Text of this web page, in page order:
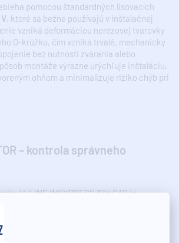
pomocou štandardných lisovacích
, ktoré sa bežne používajú v inštalačnej
vzniká deformáciou nerezovej tvarovky
O-krúžku, čím vzniká trvalé, mechanicky
bez nutnosti zvárania alebo
montáže výrazne urýchľuje inštaláciu,
ohňom a minimalizuje riziko chýb pri
– kontrola správneho
H-LINE INOXPRESS 304 GAS je
funkciou
kontrolu správneho lisovania spoja.
sa nachádza špeciálna ochranná vrstva,
oddelí. Montér tak na prvý pohľad zistí, či